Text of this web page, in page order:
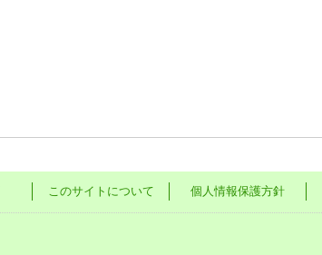
このサイトについて 個人情報保護方針